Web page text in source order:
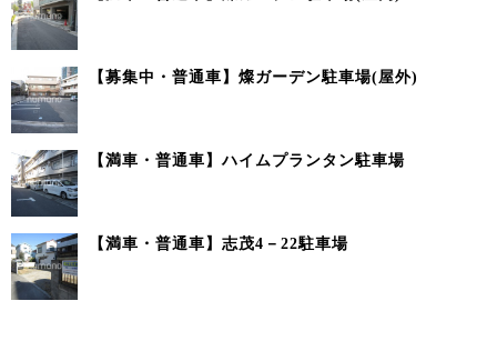
【募集中・普通車】燦ガーデン駐車場(屋外)
【満車・普通車】ハイムプランタン駐車場
【満車・普通車】志茂4－22駐車場